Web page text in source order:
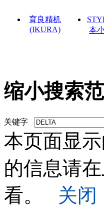
育良精机
(IKURA)
本
缩小搜索
关键字
本页面显
的信息请
看。 关闭